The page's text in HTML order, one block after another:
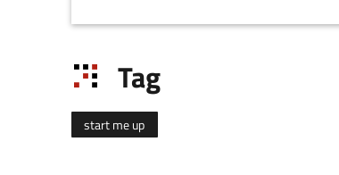
Le attività comprendono incontri
in collaborazione con
percorsi di accompagnamento
network di 12 professionisti
Tag
start me up